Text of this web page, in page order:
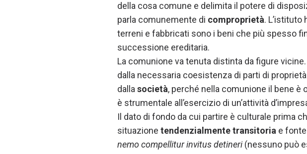
della cosa comune e delimita il potere di
parla comunemente di comproprietà. L’istituto
terreni e fabbricati sono i beni che più spesso
successione ereditaria.
La comunione va tenuta distinta da figure
dalla necessaria coesistenza di parti di
dalla società, perché nella comunione il bene
è strumentale all’esercizio di un’attività
Il dato di fondo da cui partire è culturale prima
situazione tendenzialmente transitoria e
nemo compellitur invitus detineri(nessuno può